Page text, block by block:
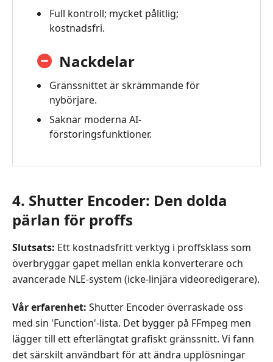
Full kontroll; mycket pålitlig;
kostnadsfri.
Nackdelar
Gränssnittet är skrämmande för
nybörjare.
Saknar moderna AI-
förstoringsfunktioner.
4. Shutter Encoder: Den dolda
pärlan för proffs
Slutsats: Ett kostnadsfritt verktyg i proffsklass som
överbryggar gapet mellan enkla konverterare och
avancerade NLE‑system (icke‑linjära videoredigerare).
Vår erfarenhet: Shutter Encoder överraskade oss
med sin 'Function'-lista. Det bygger på FFmpeg men
lägger till ett efterlängtat grafiskt gränssnitt. Vi fann
det särskilt användbart för att ändra upplösningar